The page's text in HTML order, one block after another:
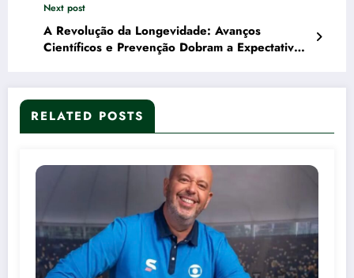
Next post
A Revolução da Longevidade: Avanços
Científicos e Prevenção Dobram a Expectativa
RELATED POSTS